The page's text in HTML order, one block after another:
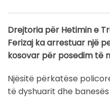
Drejtoria për Hetimin e
Ferizaj ka arrestuar një
kosovar për posedim të
Njësitë përkatëse
të dyshuarit dhe banesës